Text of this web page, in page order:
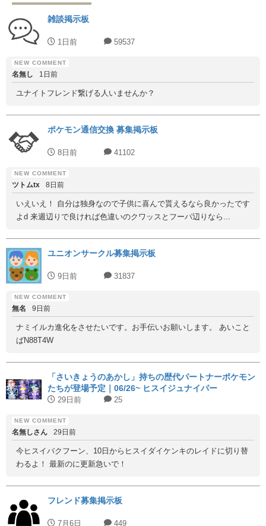
雑談掲示板
1日前 59537
名無し 1日前
ユナイトフレンド繋げる人いませんか？
ポケモン通信交換 募集掲示板
8日前 41102
ツトムtx 8日前
いえいえ！ 自分は独身なので子供に喜んで貰えるなら良かったです
よd 来週辺りで良ければ色違いのクワッスとフーパ辺りなら...
ユニオンサークル募集掲示板
9日前 31837
無名 9日前
ナミイルカ進化をさせたいです。お手伝いお願いします。 あいこと
ばN88T4W
「さいきょうのあかし」持ちの歴代パートナーポケモン
たちが登場予定｜06/26~ ヒスイジュナイパー
29日前 25
名無しさん 29日前
今ヒスイバクフーン、10日からヒスイダイケンキのレイドに切り替
わるよ！ 最新のに更新急いで！
フレンド募集掲示板
7月6日 449